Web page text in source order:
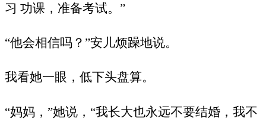
习 功课，准备考试。”
“他会相信吗？”安儿烦躁地说。
我看她一眼，低下头盘算。
“妈妈，”她说，“我长大也永远不要结婚，我不